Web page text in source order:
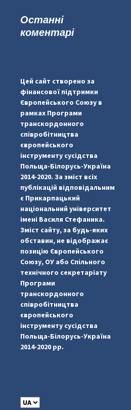
#PipIvanToday
Останні
коментарі
Цей сайт створено за
фінансової підтримки
Європейського Союзу в
рамках Програми
транскордонного
співробітництва
європейського
інструменту сусідства
Польща-Білорусь-Україна
2014-2020. За зміст всіх
публікацій відповідальним
є Прикарпацький
національний університет
імені Василя Стефаника.
Зміст сайту, за будь-яких
обставин, не відображає
позицію Європейського
Союзу, ОУ або Спільного
технічного секретаріату
Програми
транскордонного
співробітництва
європейського
інструменту сусідства
Польща-Білорусь-Україна
2014-2020 рр.
C